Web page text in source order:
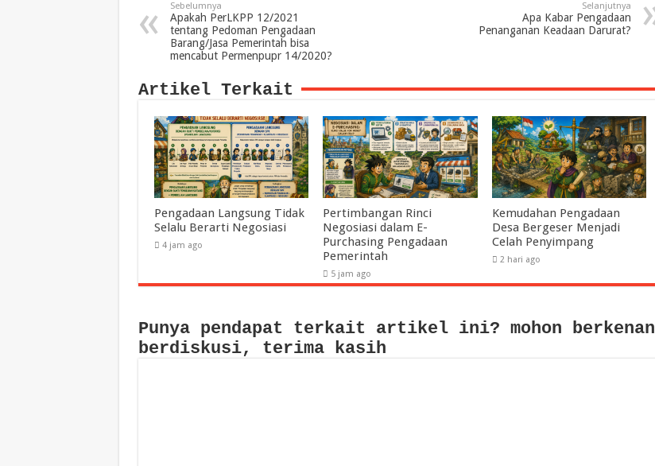
Sebelumnya
Apakah PerLKPP 12/2021
tentang Pedoman Pengadaan
Barang/Jasa Pemerintah bisa
mencabut Permenpupr 14/2020?
Selanjutnya
Apa Kabar Pengadaan
Penanganan Keadaan Darurat?
Artikel Terkait
Pengadaan Langsung Tidak
Selalu Berarti Negosiasi
4 jam ago
Pertimbangan Rinci
Negosiasi dalam E-
Purchasing Pengadaan
Pemerintah
5 jam ago
Kemudahan Pengadaan
Desa Bergeser Menjadi
Celah Penyimpang
2 hari ago
Punya pendapat terkait artikel ini? mohon berkenan
berdiskusi, terima kasih